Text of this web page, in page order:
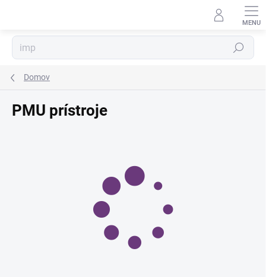
Hľadať
Domov
PMU prístroje